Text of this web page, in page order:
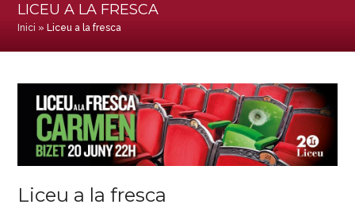
LICEU A LA FRESCA
Inici » Liceu a la fresca
Liceu a la fresca